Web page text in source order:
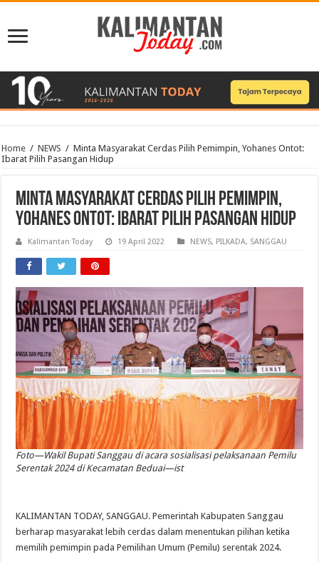
Home / NEWS / Minta Masyarakat Cerdas Pilih Pemimpin, Yohanes Ontot:
Ibarat Pilih Pasangan Hidup
Minta Masyarakat Cerdas Pilih Pemimpin,
Yohanes Ontot: Ibarat Pilih Pasangan Hidup
Kalimantan Today 19 April 2022 NEWS, PILKADA, SANGGAU
Foto—Wakil Bupati Sanggau di acara sosialisasi pelaksanaan Pemilu
Serentak 2024 di Kecamatan Beduai—ist
KALIMANTAN TODAY, SANGGAU. Pemerintah Kabupaten Sanggau
berharap masyarakat lebih cerdas dalam menentukan pilihan ketika
memilih pemimpin pada Pemilihan Umum (Pemilu) serentak 2024.